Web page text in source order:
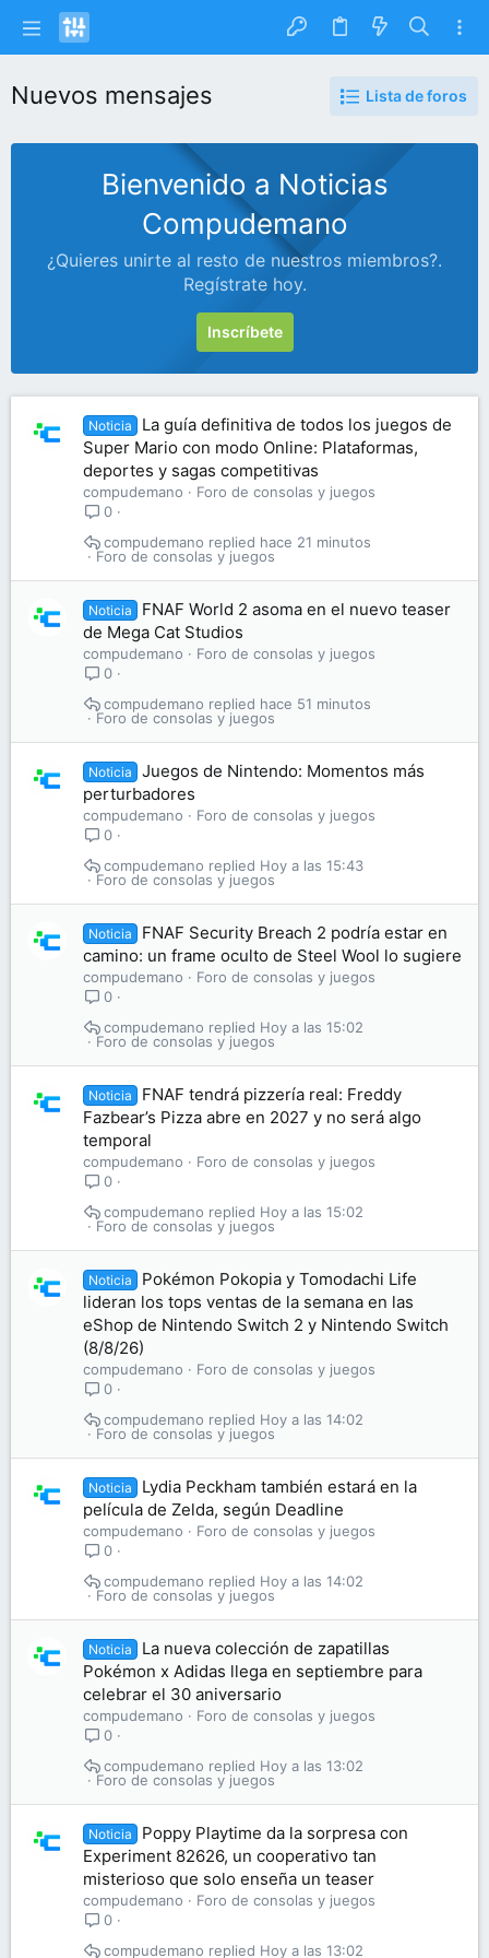
Nuevos mensajes Lista de foros
Bienvenido a Noticias
Compudemano
¿Quieres unirte al resto de nuestros miembros?.
Regístrate hoy.
Inscríbete
Noticia
La guía definitiva de todos los juegos de
Super Mario con modo Online: Plataformas,
deportes y sagas competitivas
compudemano
Foro de consolas y juegos
0
Foro de consolas y juegos
hace 21 minutos
compudemano
Noticia
FNAF World 2 asoma en el nuevo teaser
de Mega Cat Studios
compudemano
Foro de consolas y juegos
0
Foro de consolas y juegos
hace 51 minutos
compudemano
Noticia
Juegos de Nintendo: Momentos más
perturbadores
compudemano
Foro de consolas y juegos
0
Foro de consolas y juegos
Hoy a las 15:43
compudemano
Noticia
FNAF Security Breach 2 podría estar en
camino: un frame oculto de Steel Wool lo sugiere
compudemano
Foro de consolas y juegos
0
Foro de consolas y juegos
Hoy a las 15:02
compudemano
Noticia
FNAF tendrá pizzería real: Freddy
Fazbear’s Pizza abre en 2027 y no será algo
temporal
compudemano
Foro de consolas y juegos
0
Foro de consolas y juegos
Hoy a las 15:02
compudemano
Noticia
Pokémon Pokopia y Tomodachi Life
lideran los tops ventas de la semana en las
eShop de Nintendo Switch 2 y Nintendo Switch
(8/8/26)
compudemano
Foro de consolas y juegos
0
Foro de consolas y juegos
Hoy a las 14:02
compudemano
Noticia
Lydia Peckham también estará en la
película de Zelda, según Deadline
compudemano
Foro de consolas y juegos
0
Foro de consolas y juegos
Hoy a las 14:02
compudemano
Noticia
La nueva colección de zapatillas
Pokémon x Adidas llega en septiembre para
celebrar el 30 aniversario
compudemano
Foro de consolas y juegos
0
Foro de consolas y juegos
Hoy a las 13:02
compudemano
Noticia
Poppy Playtime da la sorpresa con
Experiment 82626, un cooperativo tan
misterioso que solo enseña un teaser
compudemano
Foro de consolas y juegos
0
Hoy a las 13:02
compudemano